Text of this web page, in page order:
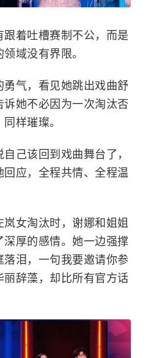
着吐槽赛制不公，而是
域没有界限。
气，看见她跳出戏曲舒
她不必因为一次淘汰否
样璀璨。
己该回到戏曲舞台了，
应，全程共情、全程温
女淘汰时，谢娜和姐姐
厚的感情。她一边强撑
泪，一句我要邀请你参
辞藻，却比所有官方话